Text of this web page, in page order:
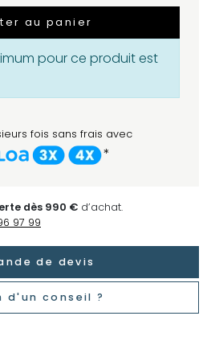
au panier
pour ce produit est
fois sans frais avec
*
dès 990 € d’achat.
97 99
de devis
d'un conseil ?